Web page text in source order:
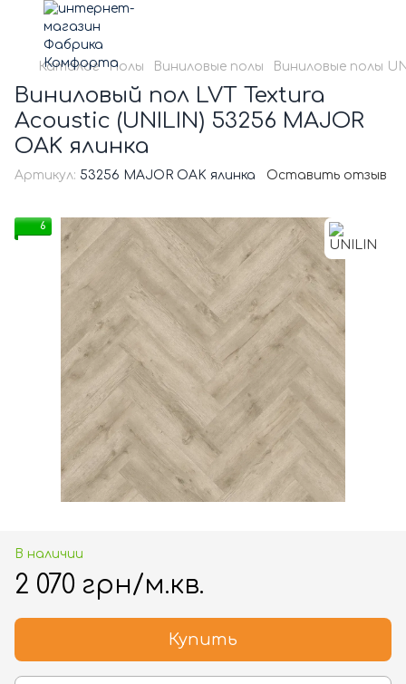
Каталог Полы Виниловые полы Виниловые полы
Виниловый пол LVT Textura
Acoustic (UNILIN) 53256 MAJOR
OAK ялинка
Артикул: 53256 MAJOR OAK ялинка Оставить отзыв
6
В наличии
2 070 грн/м.кв.
Купить